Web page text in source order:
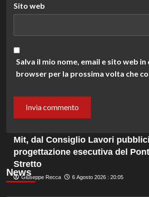
Sito web
Salva il mio nome, email e sito web in
browser per la prossima volta che
News
Mit, dal Consiglio Lavori
progettazione esecutiva del
Stretto
Giuseppe Recca 6 Agosto 2026 : 20:05